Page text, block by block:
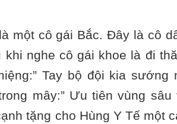
một cô gái Bắc. Đây là cô
khi nghe cô gái khoe là đi
Tay bộ đội kia sướng
mây:” Ưu tiên vùng
tặng cho Hùng Y Tế một